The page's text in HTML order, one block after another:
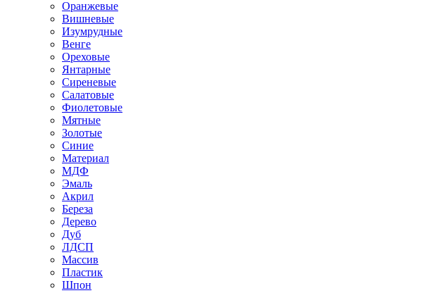
Оранжевые
Вишневые
Изумрудные
Венге
Ореховые
Янтарные
Сиреневые
Салатовые
Фиолетовые
Мятные
Золотые
Синие
Материал
МДФ
Эмаль
Акрил
Береза
Дерево
Дуб
ЛДСП
Массив
Пластик
Шпон